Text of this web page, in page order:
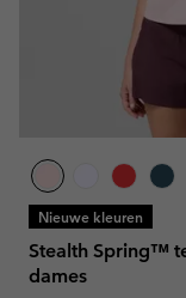
Nieuwe kleuren
Stealth Spring™
dames